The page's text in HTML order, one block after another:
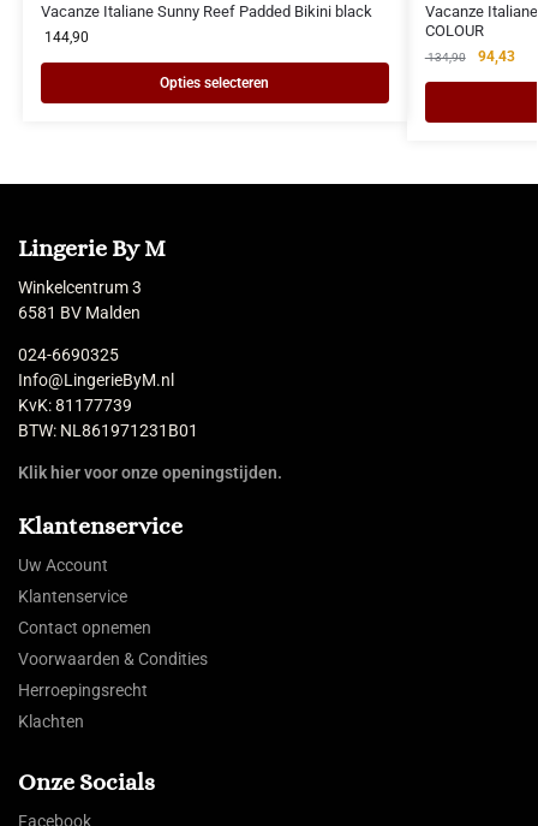
Vacanze Italiane Sunny Reef Padded Bikini black
144,90
Opties selecteren
Vacanze
COLOUR
134,90 94,43
Lingerie By M
Winkelcentrum 3
6581 BV Malden
024-6690325
Info@LingerieByM.nl
KvK: 81177739
BTW: NL861971231B01
Klik hier voor onze openingstijden.
Klantenservice
Uw Account
Klantenservice
Contact opnemen
Voorwaarden & Condities
Herroepingsrecht
Klachten
Onze Socials
Facebook